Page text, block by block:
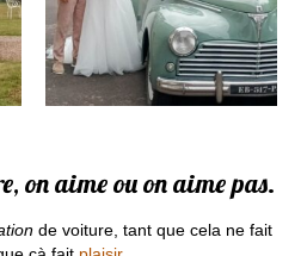
on aime ou on aime pas.
de voiture, tant que cela ne fait